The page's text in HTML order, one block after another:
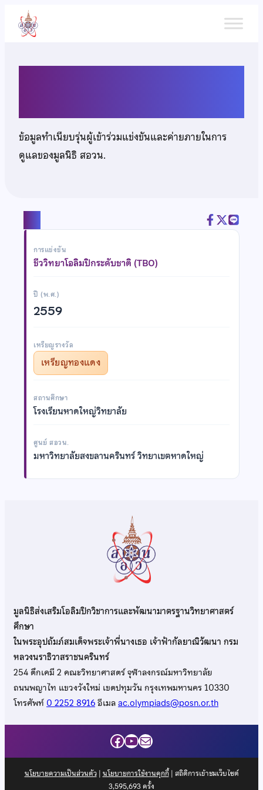
เนื้อหา
ข้อมูลทำเนียบรุ่นผู้เข้าร่วมแข่งขันและค่ายภายในการ
ดูแลของมูลนิธิ สอวน.
การแข่งขัน
ชีววิทยาโอลิมปิกระดับชาติ (TBO)
ปี (พ.ศ.)
2559
เหรียญรางวัล
เหรียญทองแดง
สถานศึกษา
โรงเรียนหาดใหญ่วิทยาลัย
ศูนย์ สอวน.
มหาวิทยาลัยสงขลานครินทร์ วิทยาเขตหาดใหญ่
มูลนิธิส่งเสริมโอลิมปิกวิชาการและพัฒนามาตรฐานวิทยาศาสตร์
ศึกษา
ในพระอุปถัมภ์สมเด็จพระเจ้าพี่นางเธอ เจ้าฟ้ากัลยาณิวัฒนา กรม
หลวงนราธิวาสราชนครินทร์
254 ตึกเคมี 2 คณะวิทยาศาสตร์ จุฬาลงกรณ์มหาวิทยาลัย
ถนนพญาไท แขวงวังใหม่ เขตปทุมวัน กรุงเทพมหานคร 10330
โทรศัพท์0 2252 8916อีเมลac.olympiads@posn.or.th
Facebook
YouTube
Mail
นโยบายความเป็นส่วนตัว| นโยบายการใช้งานคุกกี้| สถิติการเข้าชมเว็บไซต์
3,595,693ครั้ง